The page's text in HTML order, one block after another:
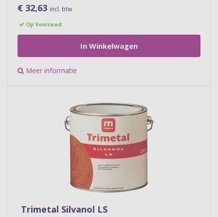
€ 32,63 incl. btw
Op Voorraad
In Winkelwagen
Meer informatie
Trimetal Silvanol LS